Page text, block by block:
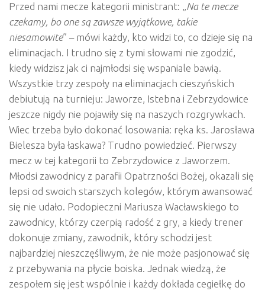
Przed nami mecze kategorii ministrant: „Na te mecze
czekamy, bo one są zawsze wyjątkowe, takie
niesamowite” – mówi każdy, kto widzi to, co dzieje się na
eliminacjach. I trudno się z tymi słowami nie zgodzić,
kiedy widzisz jak ci najmłodsi się wspaniale bawią.
Wszystkie trzy zespoły na eliminacjach cieszyńskich
debiutują na turnieju: Jaworze, Istebna i Zebrzydowice
jeszcze nigdy nie pojawiły się na naszych rozgrywkach.
Wiec trzeba było dokonać losowania: ręka ks. Jarosława
Bielesza była łaskawa? Trudno powiedzieć. Pierwszy
mecz w tej kategorii to Zebrzydowice z Jaworzem.
Młodsi zawodnicy z parafii Opatrzności Bożej, okazali się
lepsi od swoich starszych kolegów, którym awansować
się nie udało. Podopieczni Mariusza Wacławskiego to
zawodnicy, którzy czerpią radość z gry, a kiedy trener
dokonuje zmiany, zawodnik, który schodzi jest
najbardziej nieszczęśliwym, że nie może pasjonować się
z przebywania na płycie boiska. Jednak wiedzą, że
zespołem się jest wspólnie i każdy dokłada cegiełkę do